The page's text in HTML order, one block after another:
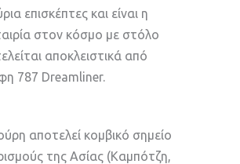
επισκέπτες και είναι η
στον κόσμο με στόλο
αποκλειστικά από
787 Dreamliner.
αποτελεί κομβικό σημείο
της Ασίας (Καμπότζη,